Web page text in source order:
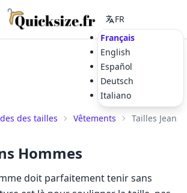
FR
Français
English
Español
Deutsch
Italiano
des tailles Vêtements Tailles Jeans
Hommes
doit parfaitement tenir sans